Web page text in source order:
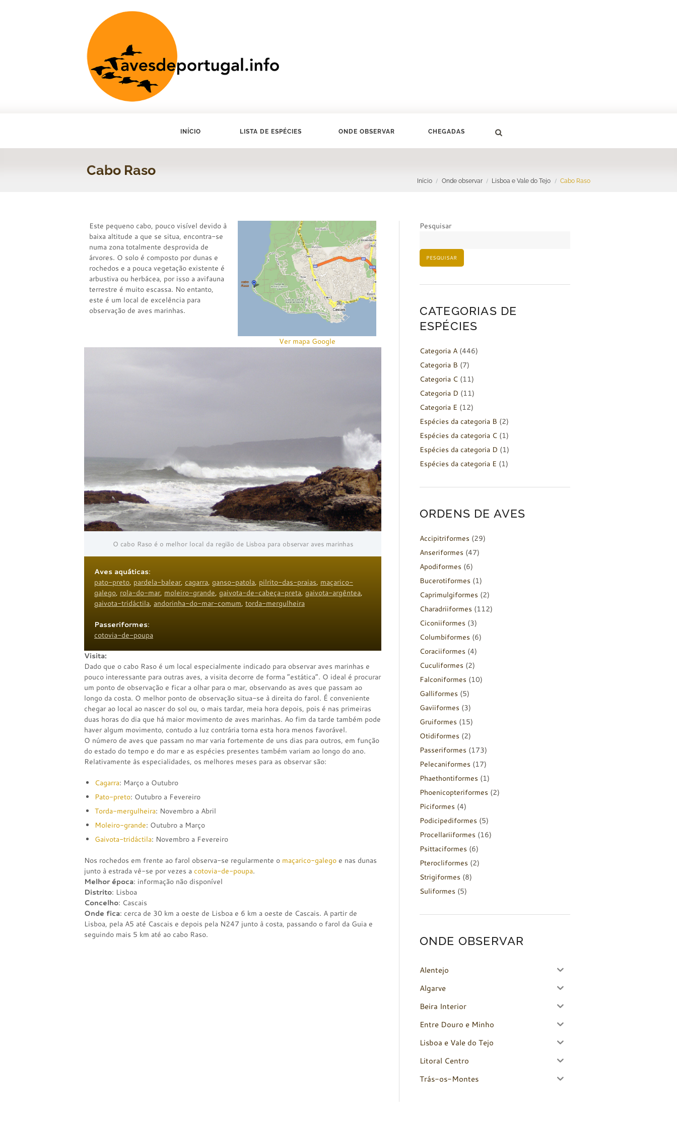
INÍCIO LISTA DE ESPÉCIES ONDE OBSERVAR CHEGADAS
Cabo Raso
Início Onde observar Lisboa e Vale do Tejo Cabo Raso
Este pequeno cabo, pouco visível devido à
baixa altitude a que se situa, encontra-se
numa zona totalmente desprovida de
árvores. O solo é composto por dunas e
rochedos e a pouca vegetação existente é
arbustiva ou herbácea, por isso a avifauna
terrestre é muito escassa. No entanto,
este é um local de excelência para
observação de aves marinhas.
Ver mapa Google
O cabo Raso é o melhor local da região de Lisboa para observar aves marinhas
Aves aquáticas:
pato-preto, pardela-balear, cagarra, ganso-patola, pilrito-das-praias, maçarico-
galego, rola-do-mar, moleiro-grande, gaivota-de-cabeça-preta, gaivota-argêntea,
gaivota-tridáctila, andorinha-do-mar-comum, torda-mergulheira
Passeriformes:
cotovia-de-poupa
Visita:
Dado que o cabo Raso é um local especialmente indicado para observar aves marinhas e
pouco interessante para outras aves, a visita decorre de forma “estática”. O ideal é procurar
um ponto de observação e ficar a olhar para o mar, observando as aves que passam ao
longo da costa. O melhor ponto de observação situa-se à direita do farol. É conveniente
chegar ao local ao nascer do sol ou, o mais tardar, meia hora depois, pois é nas primeiras
duas horas do dia que há maior movimento de aves marinhas. Ao fim da tarde também pode
haver algum movimento, contudo a luz contrária torna esta hora menos favorável.
O número de aves que passam no mar varia fortemente de uns dias para outros, em função
do estado do tempo e do mar e as espécies presentes também variam ao longo do ano.
Relativamente às especialidades, os melhores meses para as observar são:
Cagarra: Março a Outubro
Pato-preto: Outubro a Fevereiro
Torda-mergulheira: Novembro a Abril
Moleiro-grande: Outubro a Março
Gaivota-tridáctila: Novembro a Fevereiro
Nos rochedos em frente ao farol observa-se regularmente o maçarico-galego e nas dunas
junto à estrada vê-se por vezes a cotovia-de-poupa.
Melhor época: informação não disponível
Distrito: Lisboa
Concelho: Cascais
Onde fica: cerca de 30 km a oeste de Lisboa e 6 km a oeste de Cascais. A partir de
Lisboa, pela A5 até Cascais e depois pela N247 junto à costa, passando o farol da Guia e
seguindo mais 5 km até ao cabo Raso.
Pesquisar
PESQUISAR
CATEGORIAS DE
ESPÉCIES
Categoria A(446)
Categoria B (7)
Categoria C(11)
Categoria D (11)
Categoria E (12)
Espécies da categoria B (2)
Espécies da categoria C(1)
Espécies da categoria D (1)
Espécies da categoria E (1)
ORDENS DE AVES
Accipitriformes (29)
Anseriformes (47)
Apodiformes (6)
Bucerotiformes (1)
Caprimulgiformes (2)
Charadriiformes (112)
Ciconiiformes (3)
Columbiformes (6)
Coraciiformes (4)
Cuculiformes (2)
Falconiformes (10)
Galliformes (5)
Gaviiformes (3)
Gruiformes (15)
Otidiformes (2)
Passeriformes (173)
Pelecaniformes (17)
Phaethontiformes (1)
Phoenicopteriformes (2)
Piciformes (4)
Podicipediformes (5)
Procellariiformes (16)
Psittaciformes (6)
Pterocliformes (2)
Strigiformes (8)
Suliformes (5)
ONDE OBSERVAR
Alentejo
Algarve
Beira Interior
Entre Douro e Minho
Lisboa e Vale do Tejo
Litoral Centro
Trás-os-Montes